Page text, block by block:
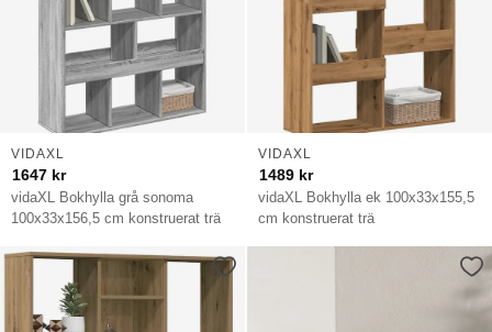
vidaXL Bokhylla grå sonoma
100x33x156,5 cm konstruerat trä
VIDAXL
1647 kr
vidaXL Bokhylla ek 100x33x155,5
cm konstruerat trä
VIDAXL
1489 kr